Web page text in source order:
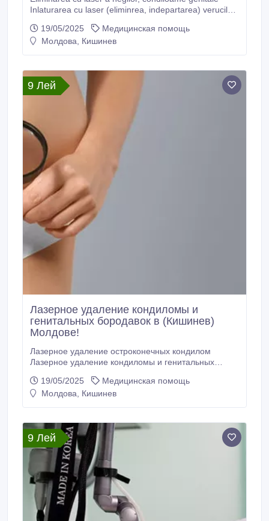
Inlaturarea cu laser (eliminrea, indepartarea) verucilor,
(Chisinau) Moldova! Inlaturarea cu laser (eliminrea,
indepartarea) verucilor, papiloamelor, negilor si
laser (eliminrea, indepartarea) verucilor, papiloamelor,
negilor si condiloamelor genitale in Cabinetul chirurgie
19/05/2025
Медицинская помощь
Молдова, Кишинев
9 Лей
Лазерное удаление кондиломы и
генитальных бородавок в (Кишинев)
Молдове!
Лазерное удаление oстроконечных кондилом
Лазерное удаление кондиломы и генитальных
удаление кондиломы и генитальных бородавок в
кабинете лазерной хирургии “LaserMedChisinau” в
лазерной хирургии “LaserMedChisinau” в Молдове!
Молдова, г.
19/05/2025
Медицинская помощь
Молдова, Кишинев
9 Лей